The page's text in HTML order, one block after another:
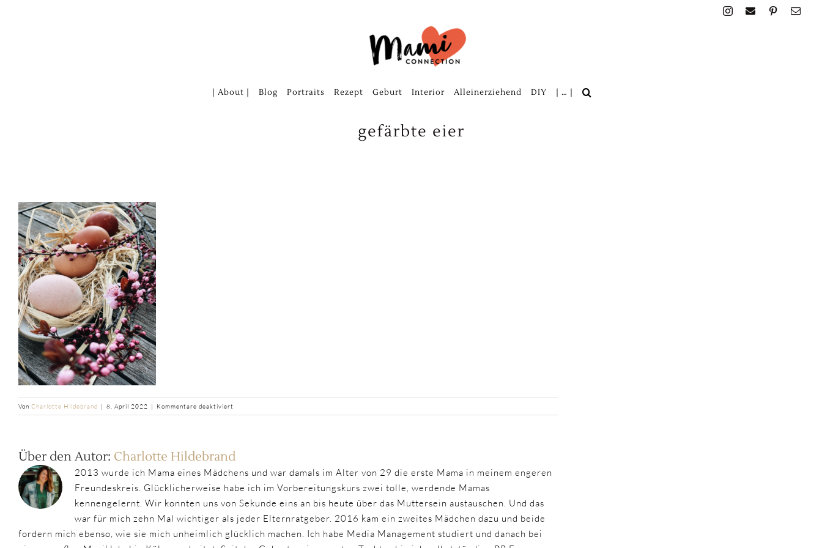
| About | Blog Portraits Rezept Geburt Interior Alleinerziehend DIY | … |
gefärbte eier
Von Charlotte Hildebrand | 8. April 2022 | Kommentare deaktiviert
gefärbte
Über den Autor: Charlotte Hildebrand
2013 wurde ich Mama eines Mädchens und war damals im Alter von 29 die erste Mama in meinem engeren
Freundeskreis. Glücklicherweise habe ich im Vorbereitungskurs zwei tolle, werdende Mamas
kennengelernt. Wir konnten uns von Sekunde eins an bis heute über das Muttersein austauschen. Und das
war für mich zehn Mal wichtiger als jeder Elternratgeber. 2016 kam ein zweites Mädchen dazu und beide
fordern mich ebenso, wie sie mich unheimlich glücklich machen. Ich habe Media Management studiert und danach bei